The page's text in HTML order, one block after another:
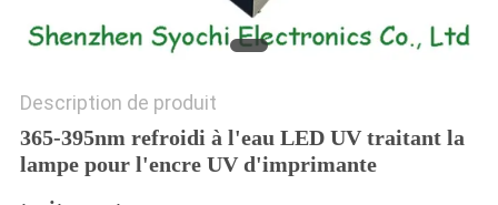
Description de produit
365-395nm refroidi à l'eau LED UV traitant la
lampe pour l'encre UV d'imprimante